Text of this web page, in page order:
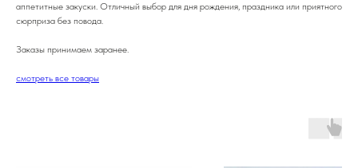
аппетитные закуски. Отличный выбор для дня рождения, праздника или приятного
сюрприза без повода.
Заказы принимаем заранее.
смотреть все товары